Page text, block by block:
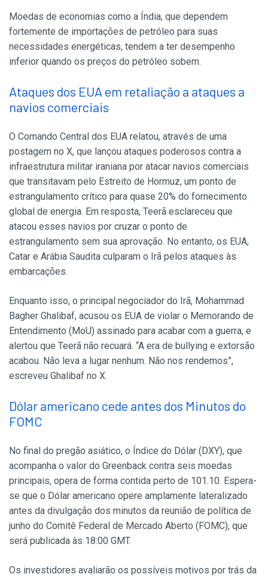
Moedas de economias como a Índia, que dependem
fortemente de importações de petróleo para suas
necessidades energéticas, tendem a ter desempenho
inferior quando os preços do petróleo sobem.
Ataques dos EUA em retaliação a ataques a
navios comerciais
O Comando Central dos EUA relatou, através de uma
postagem no X, que lançou ataques poderosos contra a
infraestrutura militar iraniana por atacar navios comerciais
que transitavam pelo Estreito de Hormuz, um ponto de
estrangulamento crítico para quase 20% do fornecimento
global de energia. Em resposta, Teerã esclareceu que
atacou esses navios por cruzar o ponto de
estrangulamento sem sua aprovação. No entanto, os EUA,
Catar e Arábia Saudita culparam o Irã pelos ataques às
embarcações.
Enquanto isso, o principal negociador do Irã, Mohammad
Bagher Ghalibaf, acusou os EUA de violar o Memorando de
Entendimento (MoU) assinado para acabar com a guerra, e
alertou que Teerã não recuará. “A era de bullying e extorsão
acabou. Não leva a lugar nenhum. Não nos rendemos”,
escreveu Ghalibaf no X.
Dólar americano cede antes dos Minutos do
FOMC
No final do pregão asiático, o Índice do Dólar (DXY), que
acompanha o valor do Greenback contra seis moedas
principais, opera de forma contida perto de 101.10. Espera-
se que o Dólar americano opere amplamente lateralizado
antes da divulgação dos minutos da reunião de política de
junho do Comitê Federal de Mercado Aberto (FOMC), que
será publicada às 18:00 GMT.
Os investidores avaliarão os possíveis motivos por trás da